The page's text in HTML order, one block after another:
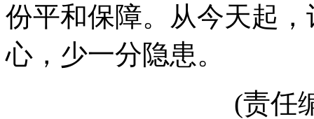
份平和保障。从今天起
心，少一分隐患。
(责任